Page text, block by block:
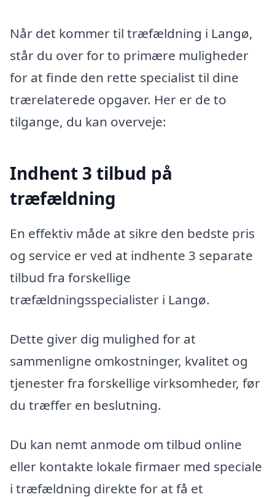
Når det kommer til træfældning i Langø,
står du over for to primære muligheder
for at finde den rette specialist til dine
trærelaterede opgaver. Her er de to
tilgange, du kan overveje:
Indhent 3 tilbud på
træfældning
En effektiv måde at sikre den bedste pris
og service er ved at indhente 3 separate
tilbud fra forskellige
træfældningsspecialister i Langø.
Dette giver dig mulighed for at
sammenligne omkostninger, kvalitet og
tjenester fra forskellige virksomheder, før
du træffer en beslutning.
Du kan nemt anmode om tilbud online
eller kontakte lokale firmaer med speciale
i træfældning direkte for at få et